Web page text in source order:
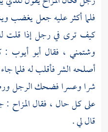
فلما أكثر عليه جعل يغضب
كيف ترى في رجل إذا قلت
وشتمني ، فقال أبو أيوب :
أصلحه الشر فأقلب له فلما
شرا وعسرا فضحك الرجل
على كل حال ، فقال المزاح :
قال لي .